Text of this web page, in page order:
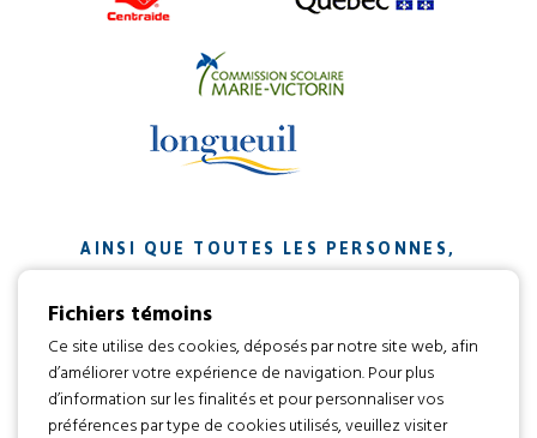
AINSI QUE TOUTES LES PERSONNES,
CONTRIBUÉ À NOTRE MISSION.
Développement web par
Fichiers témoins
Ce site utilise des cookies, déposés par notre site web, afin
d’améliorer votre expérience de navigation. Pour plus
d’information sur les finalités et pour personnaliser vos
préférences par type de cookies utilisés, veuillez visiter